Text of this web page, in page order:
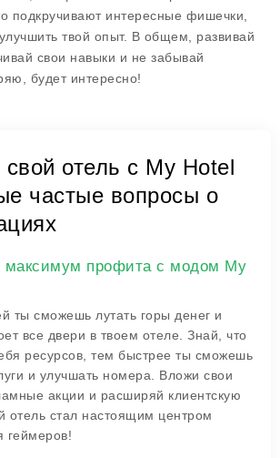
подкручивают интересные фишечки,
твой опыт. В общем, развивай
свои навыки и не забывай
будет интересно!
отель с My Hotel
частые вопросы о
максимум профита с модом My
ты сможешь лутать горы денег и
все двери в твоем отеле. Знай, что
ресурсов, тем быстрее ты сможешь
и улучшать номера. Вложи свои
акции и расширяй клиентскую
отель стал настоящим центром
геймеров!